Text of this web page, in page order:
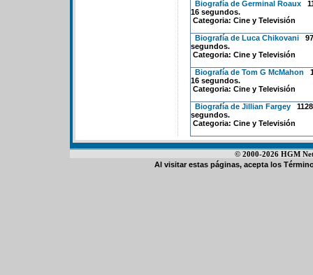
Biografía de Germinal Roaux
16 segundos.
Categoria: Cine y Televisión
Biografía de Luca Chikovani
segundos.
Categoria: Cine y Televisión
Biografía de Tom G McMahon
16 segundos.
Categoria: Cine y Televisión
Biografía de Jillian Fargey
segundos.
Categoria: Cine y Televisión
© 2000-2026 HGM
Al visitar estas páginas, acepta los